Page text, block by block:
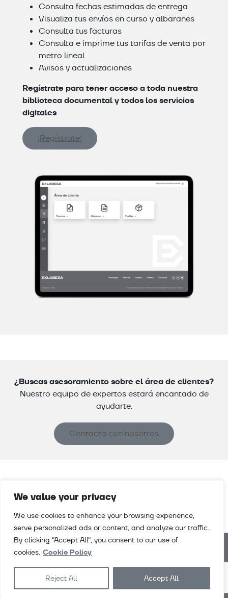
We value your privacy
We use cookies to enhance your browsing experience,
serve personalized ads or content, and analyze our traffic.
By clicking "Accept All", you consent to our use of
cookies. Cookie Policy
Reject All Accept All
Consulta fechas estimadas de entrega
Visualiza tus envíos en curso y albaranes
Consulta tus facturas
Consulta e imprime tus tarifas de venta por
metro lineal
Avisos y actualizaciones
Regístrate para tener acceso a toda nuestra
biblioteca documental y todos los servicios
digitales
¡Regístrate!
¿Buscas asesoramiento sobre el área de clientes?
Nuestro equipo de expertos estará encantado de
ayudarte.
Contacta con nosotros
Condiciones grales. venta